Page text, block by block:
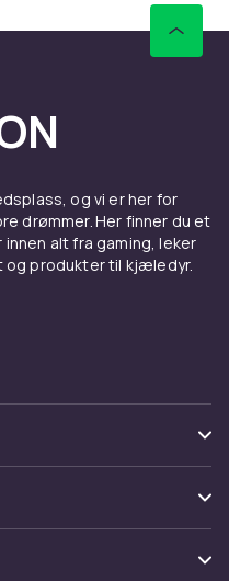
og vi er her for
drømmer. Her finner du et
alt fra gaming, leker
og produkter til kjæledyr.